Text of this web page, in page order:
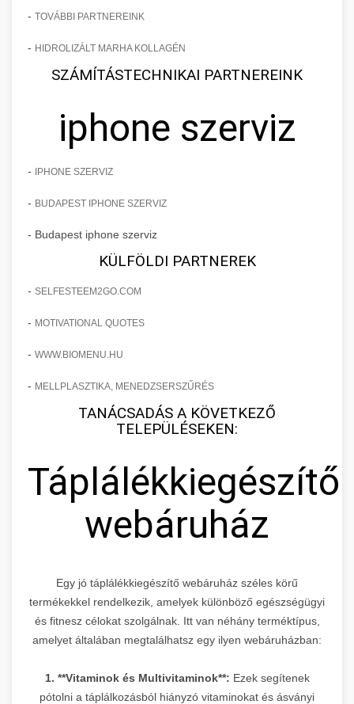
- TOVÁBBI PARTNEREINK
- HIDROLIZÁLT MARHA KOLLAGÉN
SZÁMÍTÁSTECHNIKAI PARTNEREINK
iphone szerviz
- IPHONE SZERVIZ
- BUDAPEST IPHONE SZERVIZ
- Budapest iphone szerviz
KÜLFÖLDI PARTNEREK
- SELFESTEEM2GO.COM
- MOTIVATIONAL QUOTES
- WWW.BIOMENU.HU
- MELLPLASZTIKA, MENEDZSERSZŰRÉS
TANÁCSADÁS A KÖVETKEZŐ
TELEPÜLÉSEKEN:
Táplálékkiegészítő
webáruház
Egy jó táplálékkiegészítő webáruház széles körű
termékekkel rendelkezik, amelyek különböző egészségügyi
és fitnesz célokat szolgálnak. Itt van néhány terméktípus,
amelyet általában megtalálhatsz egy ilyen webáruházban:
1. **Vitaminok és Multivitaminok**: Ezek segítenek
pótolni a táplálkozásból hiányzó vitaminokat és ásványi